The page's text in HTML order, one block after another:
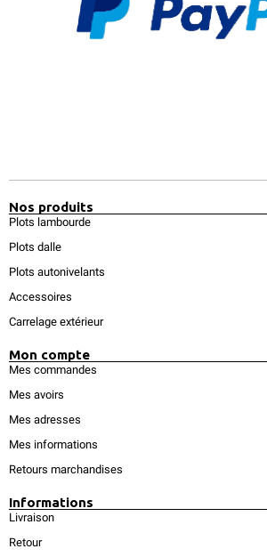
Nos produits
Plots lambourde
Plots dalle
Plots autonivelants
Accessoires
Carrelage extérieur
Mon compte
Mes commandes
Mes avoirs
Mes adresses
Mes informations
Retours marchandises
Informations
Livraison
Retour